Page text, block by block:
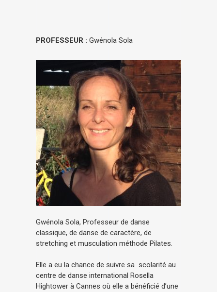
PROFESSEUR : Gwénola Sola
Gwénola Sola, Professeur de danse
classique, de danse de caractère, de
stretching et musculation méthode Pilates.
Elle a eu la chance de suivre sa scolarité au
centre de danse international Rosella
Hightower à Cannes où elle a bénéficié d’une